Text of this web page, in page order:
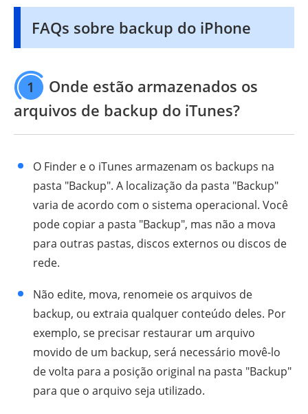
FAQs sobre backup do iPhone
1
Onde estão armazenados os
arquivos de backup do iTunes?
O Finder e o iTunes armazenam os backups na
pasta "Backup". A localização da pasta "Backup"
varia de acordo com o sistema operacional. Você
pode copiar a pasta "Backup", mas não a mova
para outras pastas, discos externos ou discos de
rede.
Não edite, mova, renomeie os arquivos de
backup, ou extraia qualquer conteúdo deles. Por
exemplo, se precisar restaurar um arquivo
movido de um backup, será necessário movê-lo
de volta para a posição original na pasta "Backup"
para que o arquivo seja utilizado.